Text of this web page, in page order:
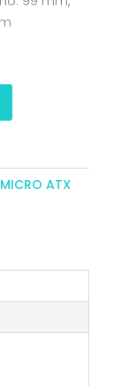
MICRO ATX